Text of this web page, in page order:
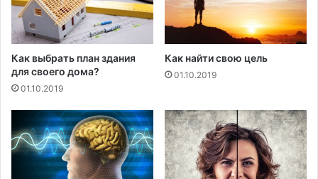
т
е
с
,
т
б
ы
Как выбрать план здания
для своего дома?
01.10.2019
Как найти свою цель
01.10.2019